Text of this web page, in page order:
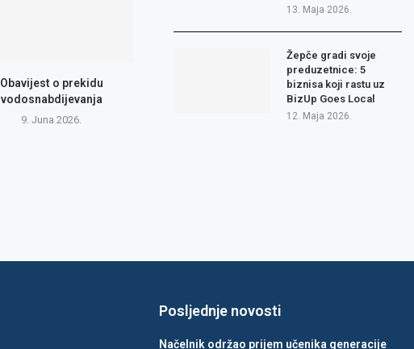
Obavijest o prekidu
vodosnabdijevanja
9. Juna 2026.
13. Maja 2026.
Žepče gradi svoje
preduzetnice: 5
biznisa koji rastu uz
BizUp Goes Local
12. Maja 2026.
Posljednje novosti
Načelnik održao prijem učenika generacije